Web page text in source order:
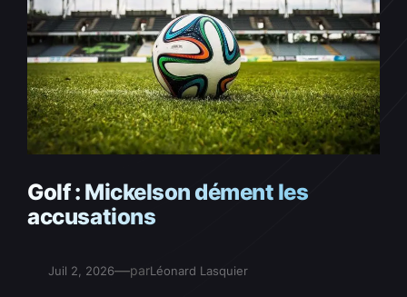
Golf : Mickelson dément les
accusations
Juil 2, 2026—parLéonard Lasquier